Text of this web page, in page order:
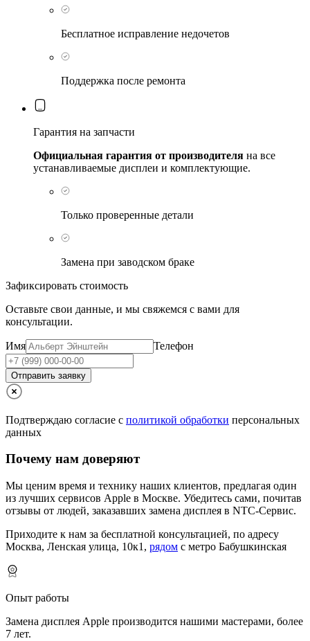
Бесплатное исправление недочетов
Поддержка после ремонта
Гарантия на запчасти
Официальная гарантия от производителя на все
устанавливаемые дисплеи и комплектующие.
Только проверенные детали
Замена при заводском браке
Зафиксировать стоимость
Оставьте свои данные, и мы свяжемся с вами для
консультации.
Имя Телефон
Отправить заявку
Подтверждаю согласие с политикой обработки персональных
данных
Почему нам доверяют
Мы ценим время и технику наших клиентов, предлагая один
из лучших сервисов Apple в Москве. Убедитесь сами, почитав
отзывы от людей, заказавших замена дисплея в NTC-Сервис.
Приходите к нам за бесплатной консультацией, по адресу
Москва, Ленская улица, 10к1, рядом с метро Бабушкинская
Опыт работы
Замена дисплея Apple производится нашими мастерами, более
7 лет.